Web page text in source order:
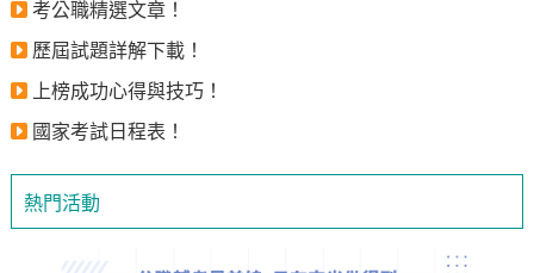
考公職精選文章！
歷屆試題詳解下載！
上榜成功心得與技巧！
國家考試日程表！
熱門活動